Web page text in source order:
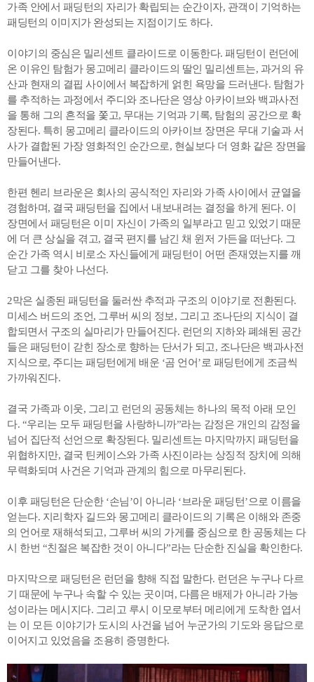
가족 안에서 패딩턴의 자리가 확립되는 순간이자, 관객이 기억하는
패딩턴의 이미지가 완성되는 지점이기도 하다.
이야기의 중심은 밀리센트 클라이드로 이동한다. 패딩턴이 런던에
온 이유인 탐험가 몽고메리 클라이드의 딸인 밀리센트는, 과거의 유
산과 현재의 결핍 사이에서 복잡하게 얽힌 욕망을 드러낸다. 탐험가
를 추적하는 과정에서 주디와 조나단은 영상 아카이브와 백과사전
을 통해 그의 흔적을 쫓고, 무대는 기억과 기록, 탐험의 공간으로 확
장된다. 특히 몽고메리 클라이드의 아카이브 장면은 무대 기술과 서
사가 결합된 가장 영화적인 순간으로, 현실보다 더 영화 같은 장면을
만들어낸다.
한편 헨리 브라운은 회사의 공식적인 자리와 가족 사이에서 균열을
경험하며, 결국 패딩턴을 집에서 내보내려는 결정을 하게 된다. 이
장면에서 패딩턴은 이미 자신이 가족의 일부라고 믿고 있었기 때문
에 더 큰 상실을 겪고, 결국 편지를 남긴 채 윈저 가든을 떠난다. 그
순간 가족 역시 비로소 자신들에게 패딩턴이 어떤 존재였는지를 깨
닫고 그를 찾아 나선다.
2막은 실종된 패딩턴을 둘러싼 추적과 구조의 이야기로 전환된다.
미세스 버드의 조언, 그루버 씨의 정보, 그리고 조나단의 지식이 결
합되면서 구조의 실마리가 만들어진다. 런던의 지하와 폐쇄된 공간
들은 패딩턴이 갇힌 장소로 향하는 단서가 되고, 조나단은 백과사전
지식으로, 주디는 패딩턴에게 배운 ‘곰 언어’로 패딩턴에게 조금씩
가까워진다.
결국 가족과 이웃, 그리고 런던의 공동체는 하나의 목적 아래 모인
다. “우리는 모두 패딩턴을 사랑하니까”라는 감정은 개인의 감정을
넘어 집단적 선언으로 확장된다. 밀리센트는 마지막까지 패딩턴을
위협하지만, 결국 틴케이스와 가족 사진이라는 상징적 장치에 의해
무력화되며 사건은 기억과 관계의 힘으로 마무리된다.
이후 패딩턴은 단순한 ‘손님’이 아니라 ‘브라운 패딩턴’으로 이름을
얻는다. 지리학자 길드와 몽고메리 클라이드의 기록은 이해와 존중
의 언어로 재해석되고, 그루버 씨의 가게를 중심으로 한 공동체는 다
시 한번 “친절은 복잡한 것이 아니다”라는 단순한 진실을 확인한다.
마지막으로 패딩턴은 런던을 향해 직접 말한다. 런던은 누구나 다르
기 때문에 누구나 속할 수 있는 곳이며, 다름은 배제가 아니라 가능
성이라는 메시지다. 그리고 루시 이모로부터 메리에게 도착한 엽서
는 이 모든 이야기가 도시의 사건을 넘어 누군가의 기도와 응답으로
이어지고 있었음을 조용히 증명한다.